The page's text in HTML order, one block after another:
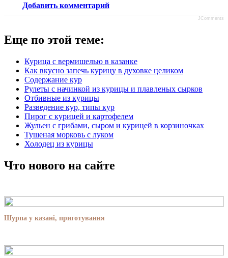
Добавить комментарий
JComments
Еще по этой теме:
Курица с вермишелью в казанке
Как вкусно запечь курицу в духовке целиком
Содержание кур
Рулеты с начинкой из курицы и плавленых сырков
Отбивные из курицы
Разведение кур, типы кур
Пирог с курицей и картофелем
Жульен с грибами, сыром и курицей в корзиночках
Тушеная морковь с луком
Холодец из курицы
Что нового на сайте
Шурпа у казані, приготування